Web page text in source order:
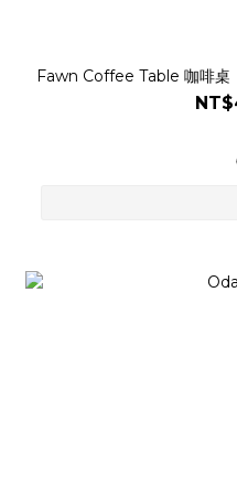
Fawn Coffee Table 咖啡桌